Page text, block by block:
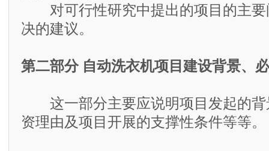
对可行性研究中提出的项目的主要
决的建议。
第二部分 自动洗衣机项目建设背景、
这一部分主要应说明项目发起的背
资理由及项目开展的支撑性条件等等。